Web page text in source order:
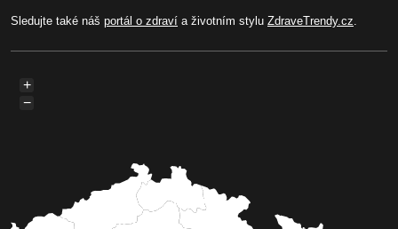
Sledujte také náš portál o zdraví a životním stylu ZdraveTrendy.cz
+
−